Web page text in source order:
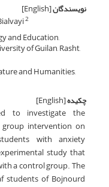
نویسندگان[English]
2
and Education,
of Guilan, Rasht,
and Humanities,
چکیده[English]
to investigate the
intervention on
with anxiety
study that
a control group. The
students of Bojnourd